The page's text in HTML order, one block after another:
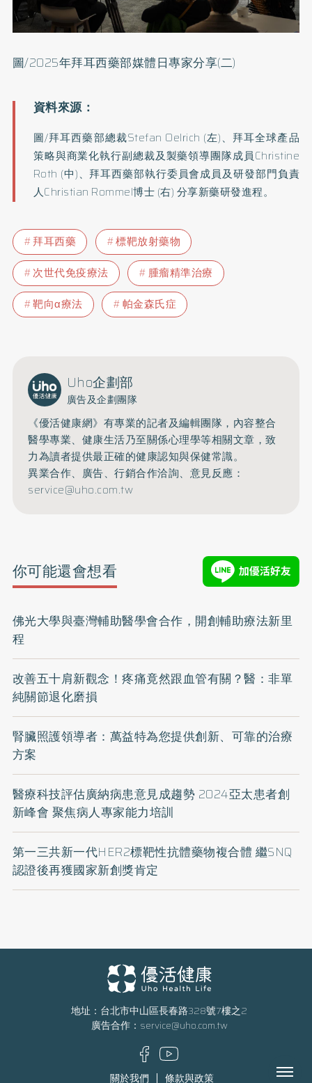
圖/2025年拜耳西藥部媒體日專家分享(二)
圖/拜耳西藥部總裁Stefan Oelrich (左)、拜耳全球產品
策略與商業化執行副總裁及製藥領導團隊成員Christine
Roth (中)、拜耳西藥部執行委員會成員及研發部門負責
人Christian Rommel博士 (右) 分享新藥研發進程。
拜耳西藥
標靶放射藥物
次世代免疫療法
腫瘤精準治療
靶向α療法
帕金森氏症
Uho企劃部
廣告及企劃團隊
《優活健康網》有專業的記者及編輯團隊，內容整合
醫學專業、健康生活乃至關係心理學等相關文章，致
力為讀者提供最正確的健康認知與保健常識。
異業合作、廣告、行銷合作洽詢、意見反應：
service@uho.com.tw
你可能還會想看
佛光大學與臺灣輔助醫學會合作，開創輔助療法新里
程
改善五十肩新觀念！疼痛竟然跟血管有關？醫：非單
純關節退化磨損
腎臟照護領導者：萬益特為您提供創新、可靠的治療
方案
醫療科技評估廣納病患意見成趨勢 2024亞太患者創
新峰會 聚焦病人專家能力培訓
第一三共新一代HER2標靶性抗體藥物複合體 繼SNQ
認證後再獲國家新創獎肯定
地址：台北市中山區長春路328號7樓之2
廣告合作： service@uho.com.tw
關於我們 條款與政策 Menu